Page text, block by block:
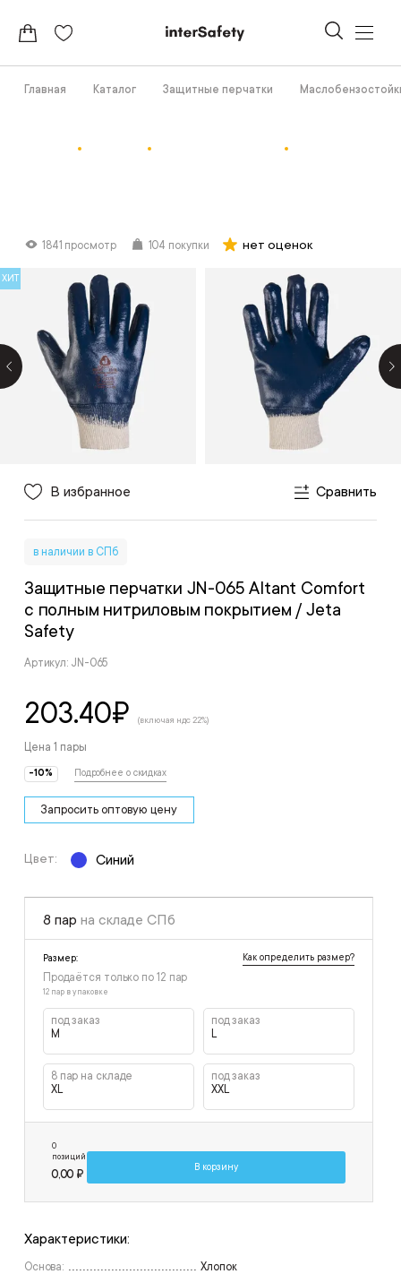
Главная Каталог Защитные перчатки
1841 просмотр 104 покупки нет оценок
ХИТ
В избранное Сравнить
в наличии в СПб
Защитные перчатки JN-065 Altant Comfort
с полным нитриловым покрытием / Jeta
Safety
Артикул: JN-065
203.40₽ (включая ндс 22%)
Цена 1 пары
-10% Подробнее о скидках
Запросить оптовую цену
Цвет: Синий
8 пар на складе СПб
Размер: Как определить размер?
Продаётся только по 12 пар
12 пар в упаковке
под заказ
M
под заказ
8 пар на складе
XL
под заказ
XXL
0
позиций
0,00 ₽
В корзину
Характеристики:
Основа:
Хлопок